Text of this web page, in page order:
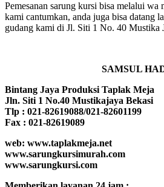
Pemesanan sarung kursi bisa melalui wa
kami cantumkan, anda juga bisa datang
gudang kami di Jl. Siti 1 No. 40 Mustika
SAMSUL
Bintang Jaya Produksi Taplak Meja
Jln. Siti 1 No.40 Mustikajaya Bekasi
Tlp : 021-82619088/021-82601199
Fax : 021-82619089
web: www.taplakmeja.net
www.sarungkursimurah.com
www.sarungkursi.com